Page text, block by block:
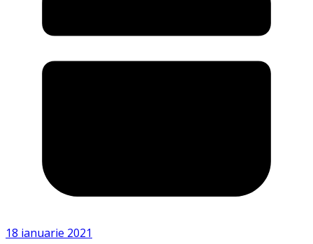
18 ianuarie 2021